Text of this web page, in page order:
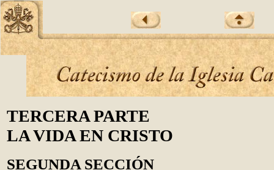
TERCERA PARTE
LA VIDA EN CRISTO
SEGUNDA SECCIÓN